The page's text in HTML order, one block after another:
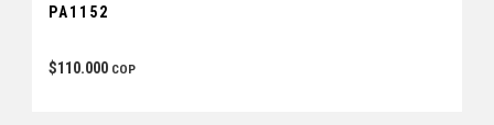
PA1152
$110.000 COP